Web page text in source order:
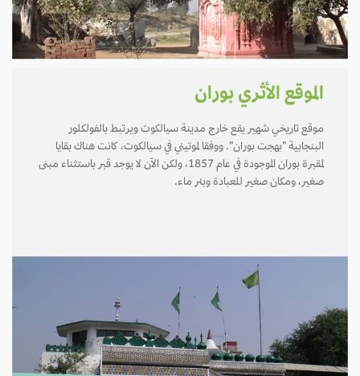
الموقع الأثري بوران
موقع تاريخي شهير يقع خارج مدينة سيالكوت ويرتبط بالفولكلور
البنجابية "بهجت بوران". ووفقا لموتيني في سيالكوت، كانت هناك بقايا
لمقبرة بوران الموجودة في عام 1857، ولكن الآن لا يوجد قبر باستثناء مبنى
صغير، ومكان صغير للعبادة وبئر ماء.